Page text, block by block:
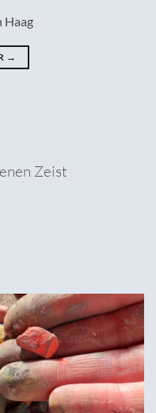
Haag
→
Zeist